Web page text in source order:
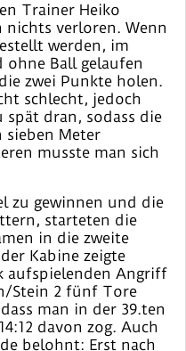
Trainer Heiko
nichts verloren. Wenn
werden, im
Ball gelaufen
zwei Punkte holen.
schlecht, jedoch
spät dran, sodass die
sieben Meter
musste man sich
zu gewinnen und die
starteten die
in die zweite
Kabine zeigte
aufspielenden Angriff
Stein 2 fünf Tore
man in der 39.ten
davon zog. Auch
belohnt: Erst nach